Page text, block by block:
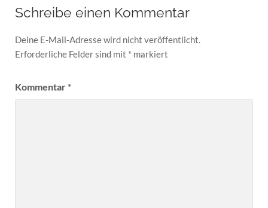
Schreibe einen Kommentar
Deine E-Mail-Adresse wird nicht veröffentlicht.
Erforderliche Felder sind mit * markiert
Kommentar*